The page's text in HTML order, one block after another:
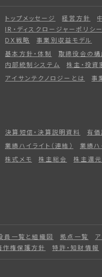
トップメッセージ 経営方針
IR・ディスクロージャーポリシ
DX戦略
事業別収益モデル
基本方針・体制
取締役会の
内部統制システム
株主・投資
アイサンテクノロジーとは
事
決算短信・決算説明資料
有
業績ハイライト（連結）
業績ハ
株式メモ 株主総会
株主還元
員一覧と組織図 拠点一覧
作権保護方針
特許・知財情報